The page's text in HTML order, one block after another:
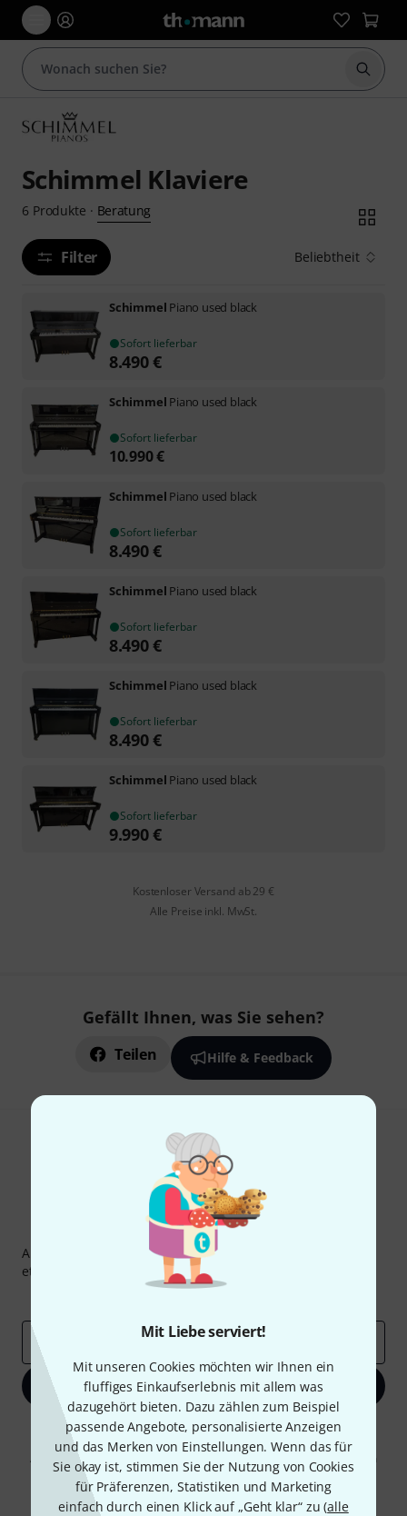
Mit Liebe serviert!
Mit unseren Cookies möchten wir Ihnen ein
fluffiges Einkaufserlebnis mit allem was
dazugehört bieten. Dazu zählen zum Beispiel
passende Angebote, personalisierte Anzeigen
und das Merken von Einstellungen. Wenn das für
Sie okay ist, stimmen Sie der Nutzung von Cookies
für Präferenzen, Statistiken und Marketing
einfach durch einen Klick auf „Geht klar“ zu (alle
Suche
Schimmel Klaviere
6 Produkte · Beratung
Filter Beliebtheit
Schimmel Piano used black
Sofort lieferbar
8.490€
Schimmel Piano used black
Sofort lieferbar
10.990€
Schimmel Piano used black
Sofort lieferbar
8.490€
Schimmel Piano used black
Sofort lieferbar
8.490€
Schimmel Piano used black
Sofort lieferbar
8.490€
Schimmel Piano used black
Sofort lieferbar
9.990€
Kostenloser Versand ab 29 €
Alle Preise inkl. MwSt.
Gefällt Ihnen, was Sie sehen?
Teilen Hilfe & Feedback
Thomann Newsletter
Abonniere den Thomann Newsletter und gewinne mit
etwas Glück einen von
50 Gutscheinen
E-Mail-Adresse
Jetzt anmelden
Mit Klick auf „Jetzt anmelden“ stimmen Sie dem Erhalt von E-Mail-
Werbung und einer Messung des E-Mail-Nutzungsverhaltens zu. Die
Abmeldung ist jederzeit möglich. Weitere Informationen finden Sie in
unserenDatenschutzhinweisen
* Pflichtfeld